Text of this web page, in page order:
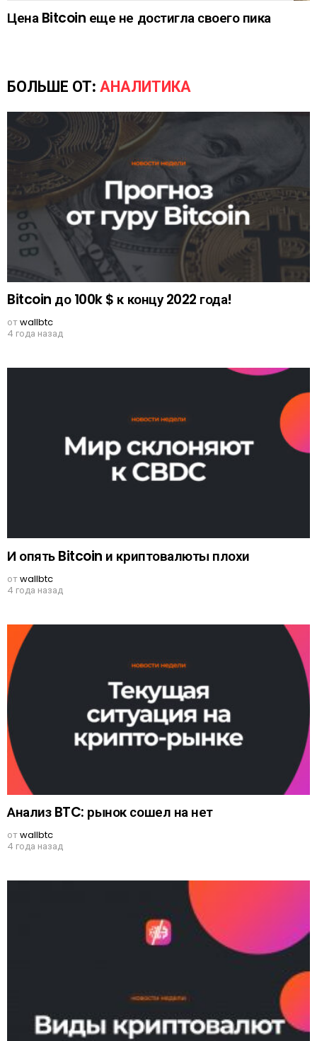
Цена Bitcoin еще не достигла своего пика
БОЛЬШЕ ОТ: АНАЛИТИКА
Bitcoin до 100k $ к концу 2022 года!
отwallbtc
4 года назад
И опять Bitcoin и криптовалюты плохи
отwallbtc
4 года назад
Анализ BTC: рынок сошел на нет
отwallbtc
4 года назад